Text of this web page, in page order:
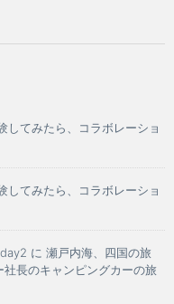
してみたら、コラボレーショ
してみたら、コラボレーショ
に 瀬戸内海、四国の旅
社長のキャンピングカーの旅